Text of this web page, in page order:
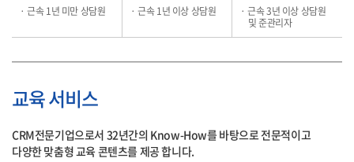
· 근속 1년 미만 상담원 · 근속 1년 이상 상담원
· 근속 3년 이상 상담원
및 준관리자
교육 서비스
CRM전문기업으로서 32년간의 Know-How를 바탕으로 전문적이고
다양한 맞춤형 교육 콘텐츠를 제공 합니다.